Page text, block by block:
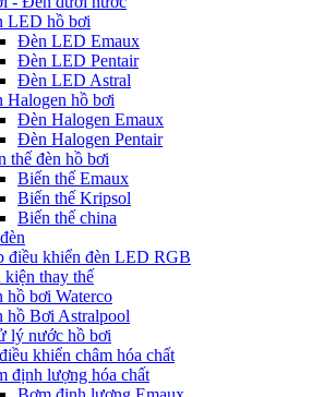
LED hồ bơi
Đèn LED Emaux
Đèn LED Pentair
Đèn LED Astral
Halogen hồ bơi
Đèn Halogen Emaux
Đèn Halogen Pentair
thế đèn hồ bơi
Biến thế Emaux
Biến thế Kripsol
Biến thế china
điều khiển đèn LED RGB
kiện thay thế
hồ bơi Waterco
hồ Bơi Astralpool
lý nước hồ bơi
khiển châm hóa chất
định lượng hóa chất